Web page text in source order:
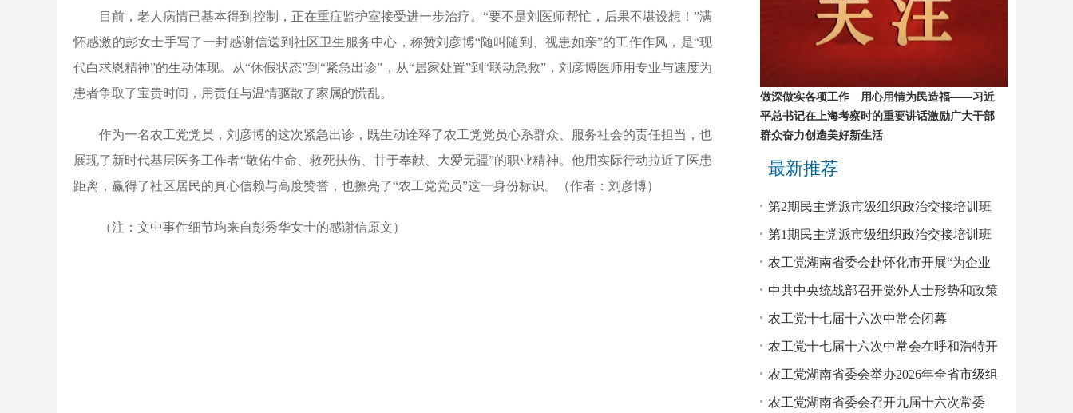
目前，老人病情已基本得到控制，正在重症监护室接受进一步治疗。“要不是刘医师帮忙，后果不堪设想！”满
怀感激的彭女士手写了一封感谢信送到社区卫生服务中心，称赞刘彦博“随叫随到、视患如亲”的工作作风，是“现
代白求恩精神”的生动体现。从“休假状态”到“紧急出诊”，从“居家处置”到“联动急救”，刘彦博医师用专业与速度为
患者争取了宝贵时间，用责任与温情驱散了家属的慌乱。
作为一名农工党党员，刘彦博的这次紧急出诊，既生动诠释了农工党党员心系群众、服务社会的责任担当，也
展现了新时代基层医务工作者“敬佑生命、救死扶伤、甘于奉献、大爱无疆”的职业精神。他用实际行动拉近了医患
距离，赢得了社区居民的真心信赖与高度赞誉，也擦亮了“农工党党员”这一身份标识。（作者：刘彦博）
（注：文中事件细节均来自彭秀华女士的感谢信原文）
做深做实各项工作 用心用情为民造福——习近
平总书记在上海考察时的重要讲话激励广大干部
群众奋力创造美好新生活
最新推荐
第2期民主党派市级组织政治交接培训班
农工党学员赴省委会机关座谈
第1期民主党派市级组织政治交接培训班
农工党学员赴省委会机关座谈
农工党湖南省委会赴怀化市开展“为企业
服务”民主监督调研
中共中央统战部召开党外人士形势和政策
报告会
农工党十七届十六次中常会闭幕
农工党十七届十六次中常会在呼和浩特开
幕
农工党湖南省委会举办2026年全省市级组
织领导班子成员培训班
农工党湖南省委会召开九届十六次常委